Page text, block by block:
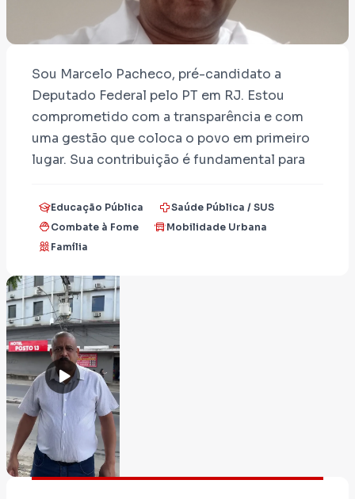
Sou Marcelo Pacheco, pré-candidato a
Deputado Federal pelo PT em RJ. Estou
comprometido com a transparência e com
uma gestão que coloca o povo em primeiro
lugar. Sua contribuição é fundamental para
pessoas. Juntos, vamos fazer a mudança
acontecer!
Educação Pública
Saúde Pública / SUS
Combate à Fome
Mobilidade Urbana
Família